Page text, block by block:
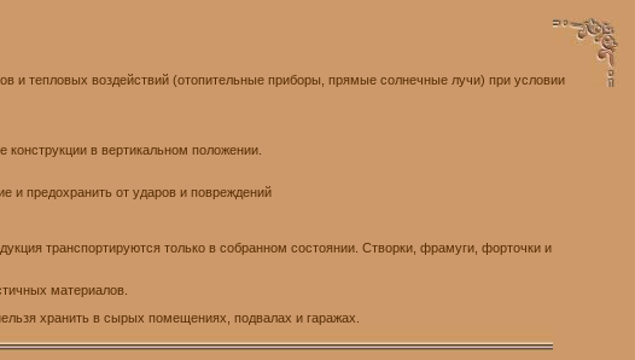
и тепловых воздействий (отопительные приборы, прямые солнечные лучи) при условии
в вертикальном положении.
и предохранить от ударов и повреждений
транспортируются только в собранном состоянии. Створки, фрамуги, форточки и
материалов.
хранить в сырых помещениях, подвалах и гаражах.